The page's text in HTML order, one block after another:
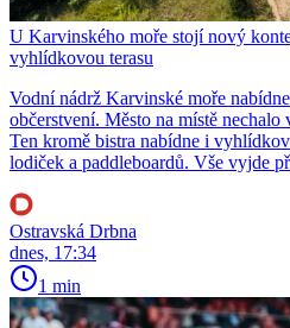
U Karvinského moře stojí nový
vyhlídkovou terasu
Vodní nádrž Karvinské moře
občerstvení. Město na místě nechalo
Ten kromě bistra nabídne i
lodiček a paddleboardů. Vše vyjde
Ostravská Drbna
dnes, 17:34
1 min